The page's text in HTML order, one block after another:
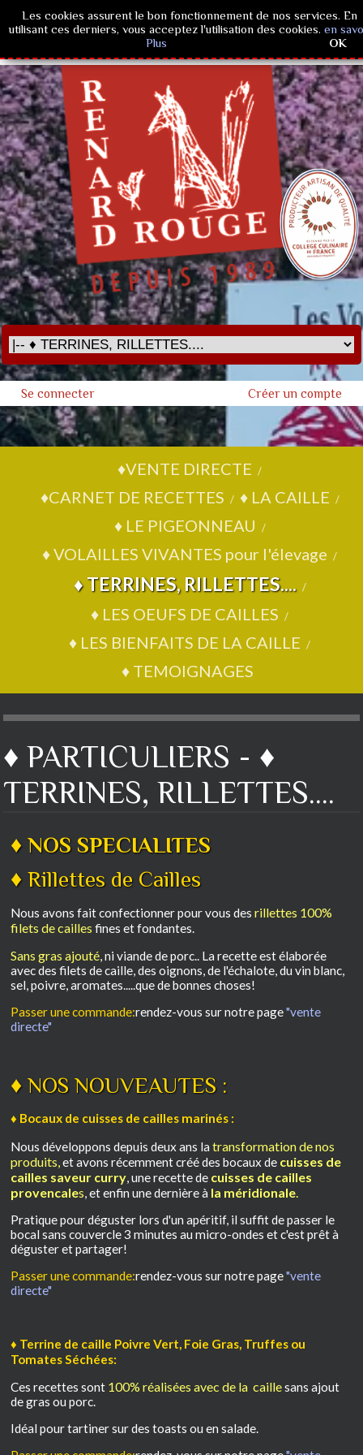
Se connecter Créer un compte
♦VENTE DIRECTE /
♦CARNET DE RECETTES / ♦ LA CAILLE /
♦ LE PIGEONNEAU /
♦ VOLAILLES VIVANTES pour l'élevage /
♦ TERRINES, RILLETTES.... /
♦ LES OEUFS DE CAILLES /
♦ LES BIENFAITS DE LA CAILLE /
♦ TEMOIGNAGES
Les cookies assurent le bon fonctionnement de nos services. En
utilisant ces derniers, vous acceptez l'utilisation des cookies. en
Plus
OK
♦ PARTICULIERS - ♦
TERRINES, RILLETTES....
♦ NOS SPECIALITES
♦ Rillettes de Cailles
Nous avons fait confectionner pour vous desrillettes 100%
filets de cailles fines et fondantes.
Sans gras ajouté, ni viande de porc.. La recette est élaborée
avec des filets de caille, des oignons, de l'échalote, du vin blanc,
sel, poivre, aromates.....que de bonnes choses!
Passer une commande:rendez-vous sur notre page"vente
directe"
♦ NOS NOUVEAUTES :
♦ Bocaux de cuisses de cailles marinés :
Nous développons depuis deux ans latransformation de nos
produits, et avons récemment créé des bocaux de cuisses de
cailles saveur curry, une recette de cuisses de cailles
provencales, et enfin une dernière à la méridionale
Pratique pour déguster lors d'un apéritif, il suffit de passer le
bocal sans couvercle 3 minutes au micro-ondes et c'est prêt à
déguster et partager!
Passer une commande:rendez-vous sur notre page"vente
directe"
♦ Terrine de caille Poivre Vert, Foie Gras, Truffes ou
Tomates Séchées:
Ces recettes sont 100% réalisées avec de la caillesans ajout
de gras ou porc.
Idéal pour tartiner sur des toasts ou en salade.